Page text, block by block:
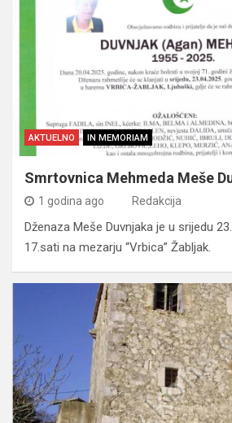
AKTUELNO IN MEMORIAM
Smrtovnica Mehmeda Meše
1 godina ago Redakcija
Dženaza Meše Duvnjaka je u srijedu
17.sati na mezarju “Vrbica” Žabljak.